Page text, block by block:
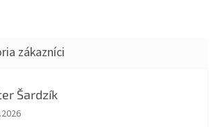
Šardzík
obchodu je 5 z 5 hviezdičiek.